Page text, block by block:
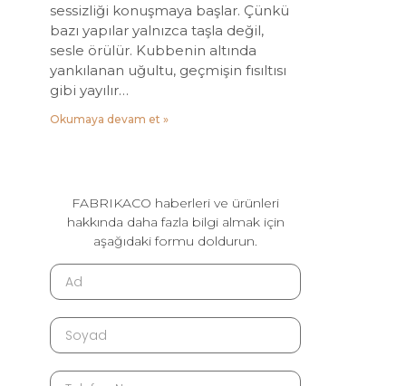
sessizliği konuşmaya başlar. Çünkü
bazı yapılar yalnızca taşla değil,
sesle örülür. Kubbenin altında
yankılanan uğultu, geçmişin fısıltısı
gibi yayılır…
Okumaya devam et »
FABRIKACO haberleri ve ürünleri
hakkında daha fazla bilgi almak için
aşağıdaki formu doldurun.